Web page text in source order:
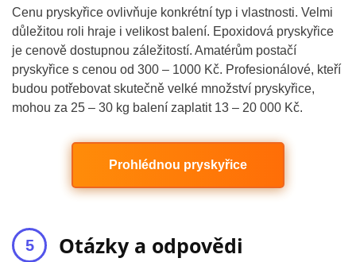
Cenu pryskyřice ovlivňuje konkrétní typ i vlastnosti. Velmi
důležitou roli hraje i velikost balení. Epoxidová pryskyřice
je cenově dostupnou záležitostí. Amatérům postačí
pryskyřice s cenou od 300 – 1000 Kč. Profesionálové, kteří
budou potřebovat skutečně velké množství pryskyřice,
mohou za 25 – 30 kg balení zaplatit 13 – 20 000 Kč.
Prohlédnou pryskyřice
Otázky a odpovědi